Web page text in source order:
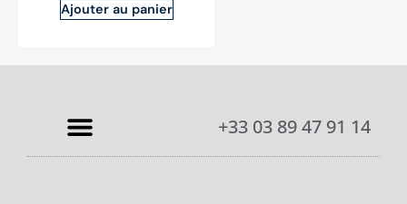
Ajouter au panier
+33 03 89 47 91 14